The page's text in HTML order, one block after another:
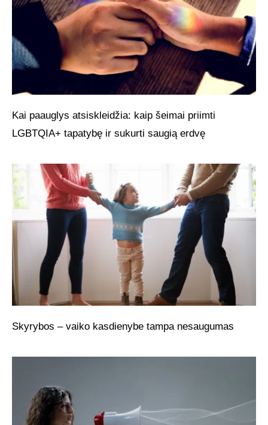
Kai paauglys atsiskleidžia: kaip šeimai priimti
LGBTQIA+ tapatybę ir sukurti saugią erdvę
Skyrybos – vaiko kasdienybe tampa nesaugumas